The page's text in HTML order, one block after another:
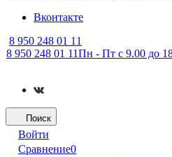
Вконтакте
8 950 248 01 11
8 950 248 01 11Пн - Пт с 9.00 до
Поиск
Войти
Сравнение0